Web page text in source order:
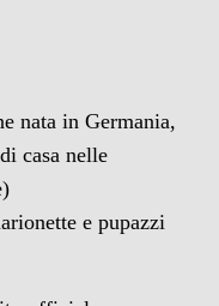
nata in Germania,
casa nelle
e pupazzi